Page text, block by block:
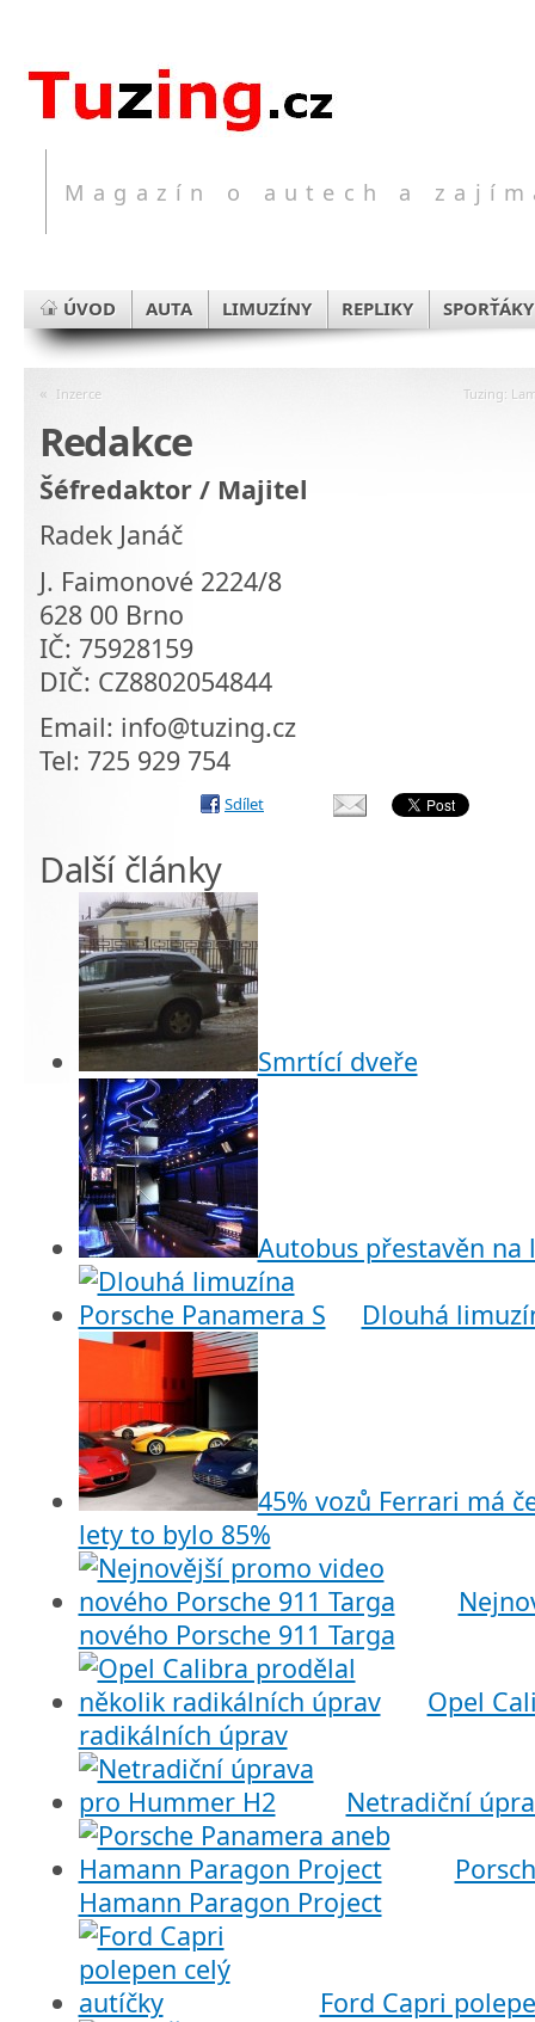
Magazín o autech a
ÚVOD AUTA LIMUZÍNY REPLIKY SPORŤÁKY
« Inzerce Tuzing:
Redakce
Šéfredaktor / Majitel
Radek Janáč
J. Faimonové 2224/8
628 00 Brno
IČ: 75928159
DIČ: CZ8802054844
Email: info@tuzing.cz
Tel: 725 929 754
Sdílet
Další články
Smrtící dveře
Autobus přestavěn na
Dlouhá
45% vozů Ferrari má
lety to bylo 85%
nového Porsche 911 Targa
Opel
radikálních úprav
Netradiční
Hamann Paragon Project
Ford Capri